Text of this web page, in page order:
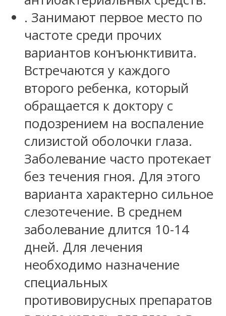
. Занимают первое место по
частоте среди прочих
вариантов конъюнктивита.
Встречаются у каждого
второго ребенка, который
обращается к доктору с
подозрением на воспаление
слизистой оболочки глаза.
Заболевание часто протекает
без течения гноя. Для этого
варианта характерно сильное
слезотечение. В среднем
заболевание длится 10-14
дней. Для лечения
необходимо назначение
специальных
противовирусных препаратов